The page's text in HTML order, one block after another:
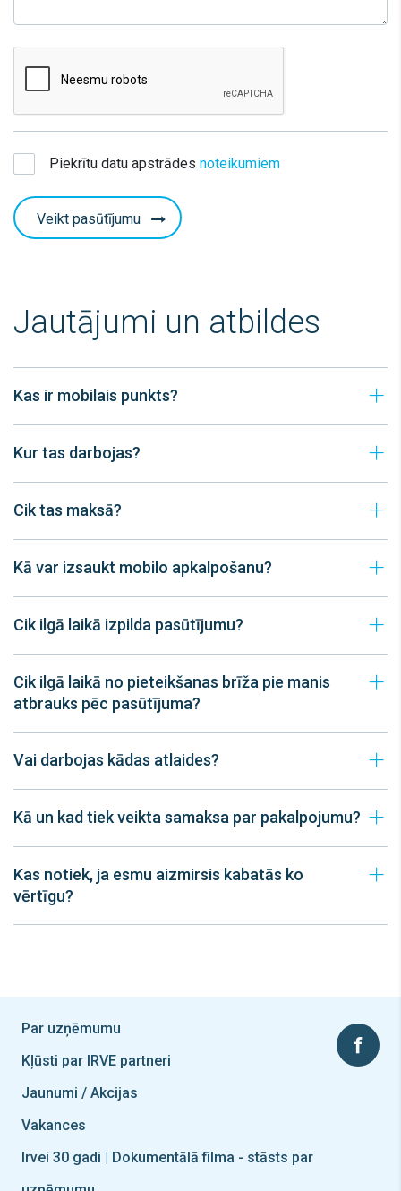
Piekrītu datu apstrādes noteikumiem
Veikt pasūtījumu
Jautājumi un atbildes
Kas ir mobilais punkts?
Kur tas darbojas?
Cik tas maksā?
Kā var izsaukt mobilo apkalpošanu?
Cik ilgā laikā izpilda pasūtījumu?
Cik ilgā laikā no pieteikšanas brīža pie manis
atbrauks pēc pasūtījuma?
Vai darbojas kādas atlaides?
Kā un kad tiek veikta samaksa par pakalpojumu?
Kas notiek, ja esmu aizmirsis kabatās ko
vērtīgu?
Par uzņēmumu
Kļūsti par IRVE partneri
Jaunumi / Akcijas
Vakances
Irvei 30 gadi | Dokumentālā filma - stāsts par